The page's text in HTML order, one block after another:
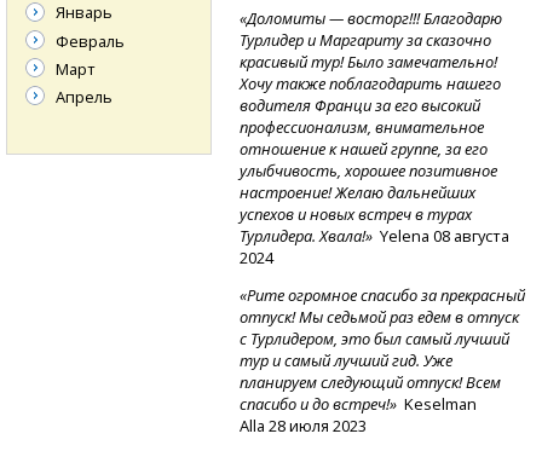
«Доломиты — восторг!!! Благодарю
Турлидер и Маргариту за сказочно
красивый тур! Было замечательно!
Хочу также поблагодарить нашего
водителя Франци за его высокий
профессионализм, внимательное
отношение к нашей группе, за его
улыбчивость, хорошее позитивное
настроение! Желаю дальнейших
успехов и новых встреч в турах
Турлидера. Хвала!» Yelena 08 августа
2024
«Рите огромное спасибо за прекрасный
отпуск! Мы седьмой раз едем в отпуск
с Турлидером, это был самый лучший
тур и самый лучший гид. Уже
планируем следующий отпуск! Всем
спасибо и до встреч!» Keselman
Alla 28 июля 2023
Январь
Февраль
Март
Апрель